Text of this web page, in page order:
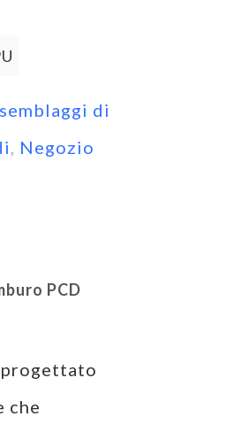
di
, Negozio
PCD
che